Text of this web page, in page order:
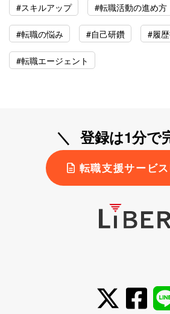
#スキルアップ #転職活動の進め方
#転職の悩み #自己研鑽 #履
#転職エージェント
登録は1分で
転職支援サービ